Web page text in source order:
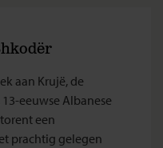
aan Krujë, de
eeuwse Albanese
een
prachtig gelegen